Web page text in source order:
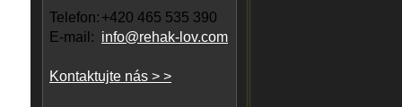
Telefon: +420 465 535 390
E-mail: info@rehak-lov.com
Kontaktujte nás > >